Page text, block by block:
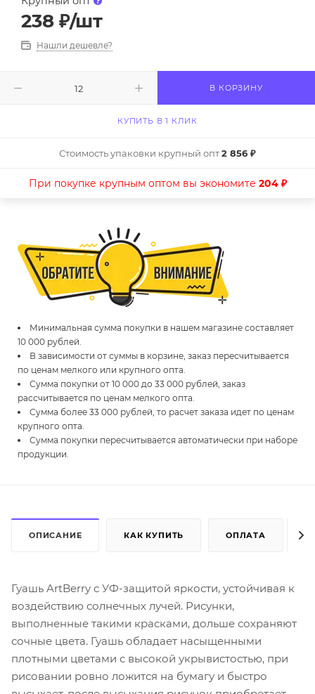
238 ₽/шт
Нашли дешевле?
В КОРЗИНУ
КУПИТЬ В 1 КЛИК
Стоимость упаковки крупный опт2 856 ₽
При покупке крупным оптом вы экономите 204 ₽
Минимальная сумма покупки в нашем магазине составляет
10 000 рублей.
В зависимости от суммы в корзине, заказ пересчитывается
по ценам мелкого или крупного опта.
Сумма покупки от 10 000 до 33 000 рублей, заказ
рассчитывается по ценам мелкого опта.
Сумма более 33 000 рублей, то расчет заказа идет по ценам
крупного опта.
Сумма покупки пересчитывается автоматически при наборе
продукции.
ОПИСАНИЕ КАК КУПИТЬ ОПЛАТА
Гуашь ArtBerry с УФ-защитой яркости, устойчивая к
воздействию солнечных лучей. Рисунки,
выполненные такими красками, дольше сохраняют
сочные цвета. Гуашь обладает насыщенными
плотными цветами с высокой укрывистостью, при
рисовании ровно ложится на бумагу и быстро